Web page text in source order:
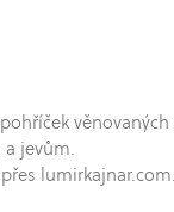
věnovaných
jevům.